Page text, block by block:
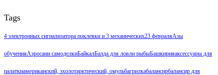
Tags
4 электронных сигнализатора поклевки и 3 механических23 февраляАзы
обученияАэросани самоделкиБайкалБалда для ловли рыбыБашкирияаксессуары для
палаткиамериканский, эхолотарктический, омульбагрилкабалансирбалансир для